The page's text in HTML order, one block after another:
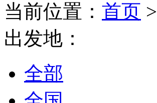
当前位置： 首页 >
出发地：
全部